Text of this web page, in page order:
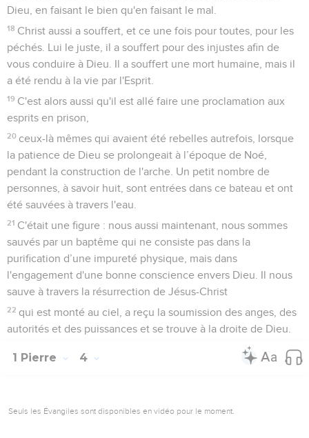
Dieu, en faisant le bien qu'en faisant le mal.
18 Christ aussi a souffert, et ce une fois pour toutes, pour les
péchés. Lui le juste, il a souffert pour des injustes afin de
vous conduire à Dieu. Il a souffert une mort humaine, mais il
a été rendu à la vie par l'Esprit.
19 C'est alors aussi qu'il est allé faire une proclamation aux
esprits en prison,
20 ceux-là mêmes qui avaient été rebelles autrefois, lorsque
la patience de Dieu se prolongeait à l’époque de Noé,
pendant la construction de l'arche. Un petit nombre de
personnes, à savoir huit, sont entrées dans ce bateau et ont
été sauvées à travers l'eau.
21 C'était une figure : nous aussi maintenant, nous sommes
sauvés par un baptême qui ne consiste pas dans la
purification d’une impureté physique, mais dans
l'engagement d'une bonne conscience envers Dieu. Il nous
sauve à travers la résurrection de Jésus-Christ
22 qui est monté au ciel, a reçu la soumission des anges, des
autorités et des puissances et se trouve à la droite de Dieu.
1 Pierre 4
Seuls les Évangiles sont disponibles en vidéo pour le moment.